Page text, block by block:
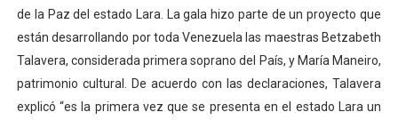
de la Paz del estado Lara.
La gala hizo parte de un proyecto que
están desarrollando por toda Venezuela las maestras Betzabeth
Talavera, considerada primera soprano del País, y María Maneiro,
patrimonio cultural. De acuerdo con las declaraciones, Talavera
explicó “es la primera vez que se presenta en el estado Lara un